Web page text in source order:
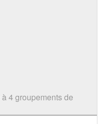
4 groupements de